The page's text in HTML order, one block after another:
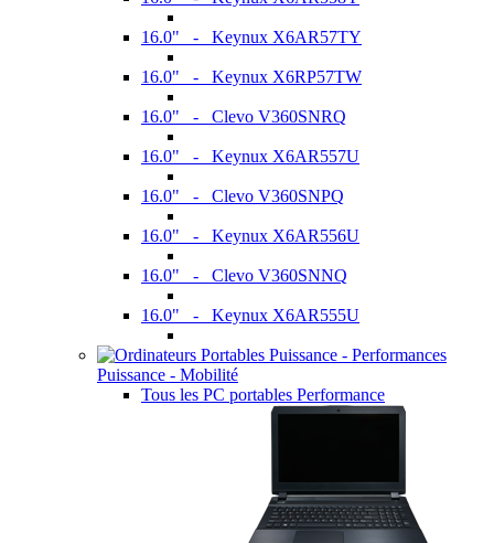
16.0" - Keynux X6AR57TY
16.0" - Keynux X6RP57TW
16.0" - Clevo V360SNRQ
16.0" - Keynux X6AR557U
16.0" - Clevo V360SNPQ
16.0" - Keynux X6AR556U
16.0" - Clevo V360SNNQ
16.0" - Keynux X6AR555U
Puissance - Mobilité
Tous les PC portables Performance